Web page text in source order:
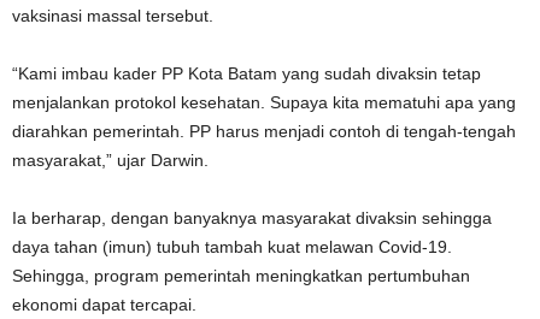
vaksinasi massal tersebut.
“Kami imbau kader PP Kota Batam yang sudah divaksin tetap
menjalankan protokol kesehatan. Supaya kita mematuhi apa yang
diarahkan pemerintah. PP harus menjadi contoh di tengah-tengah
masyarakat,” ujar Darwin.
Ia berharap, dengan banyaknya masyarakat divaksin sehingga
daya tahan (imun) tubuh tambah kuat melawan Covid-19.
Sehingga, program pemerintah meningkatkan pertumbuhan
ekonomi dapat tercapai.